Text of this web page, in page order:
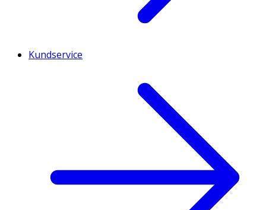
Kundservice